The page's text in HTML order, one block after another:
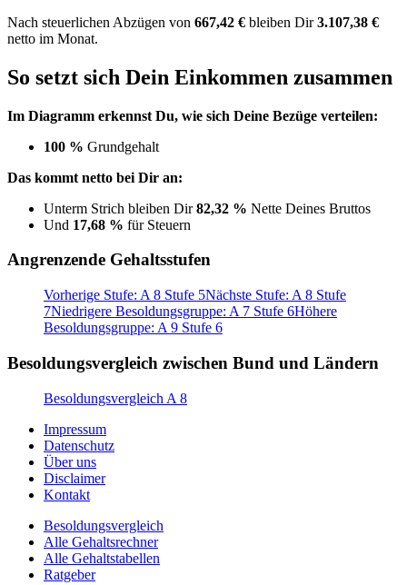
Nach steuerlichen Abzügen von 667,42 € bleiben Dir3.107,38 €
netto im Monat.
So setzt sich Dein Einkommen zusammen
Im Diagramm erkennst Du, wie sich Deine Bezüge verteilen:
100 % Grundgehalt
Das kommt netto bei Dir an:
Unterm Strich bleiben Dir82,32 % Nette Deines Bruttos
Und 17,68 % für Steuern
Angrenzende Gehaltsstufen
Vorherige Stufe: A 8 Stufe 5Nächste Stufe: A 8 Stufe
7Niedrigere Besoldungsgruppe: A 7 Stufe 6Höhere
Besoldungsgruppe: A 9 Stufe 6
Besoldungsvergleich zwischen Bund und Ländern
Besoldungsvergleich A 8
Impressum
Datenschutz
Über uns
Disclaimer
Kontakt
Besoldungsvergleich
Alle Gehaltsrechner
Alle Gehaltstabellen
Ratgeber